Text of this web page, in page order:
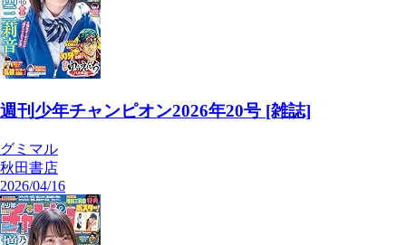
週刊少年チャンピオン2026年20号 [雑誌]
グミマル
秋田書店
2026/04/16